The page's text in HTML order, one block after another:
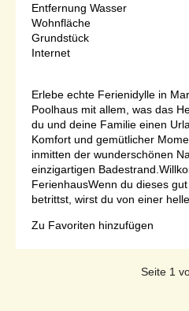
Entfernung Wasser
Wohnfläche
Grundstück
Internet
Erlebe echte Ferienidylle in
Poolhaus mit allem, was das
du und deine Familie einen
Komfort und gemütlicher
inmitten der wunderschönen
einzigartigen
FerienhausWenn du dieses
betrittst, wirst du von einer
Zu Favoriten hinzufügen
Seite 1